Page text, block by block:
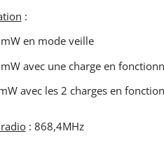
:
en mode veille
avec une charge en
avec les 2 charges en
: 868,4MHz